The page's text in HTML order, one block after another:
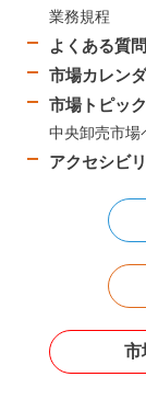
業務規程
よくある質問
市場カレン
市場トピッ
中央卸売市場
アクセシビ
市